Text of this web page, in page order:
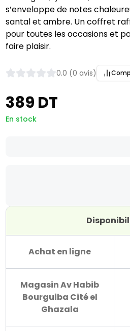
s’enveloppe de notes
santal et ambre. Un coffret
pour toutes les occasions et
faire plaisir.
0.0 (0 avis)
389 DT
En stock
Achat en ligne
Magasin Av Habib
Bourguiba Cité el
Ghazala